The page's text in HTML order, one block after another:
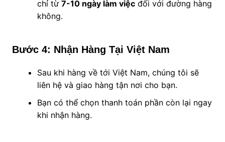
chỉ từ 7-10 ngày làm việcđối với đường hàng
không.
Bước 4: Nhận Hàng Tại Việt Nam
Sau khi hàng về tới Việt Nam, chúng tôi sẽ
liên hệ và giao hàng tận nơi cho bạn.
Bạn có thể chọn thanh toán phần còn lại ngay
khi nhận hàng.